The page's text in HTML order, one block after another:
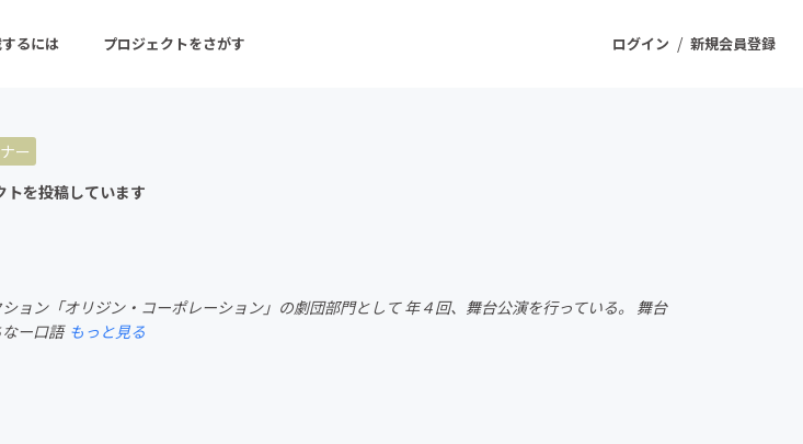
ログイン / 新規会員登録
るには プロジェクトをさがす
ロジェクト
フード・飲食店
ファッション
ー
トを投稿しています
ョン「オリジン・コーポレーション」の劇団部門として 年４回、舞台公演を行っている。 舞台
ー口語 もっと見る